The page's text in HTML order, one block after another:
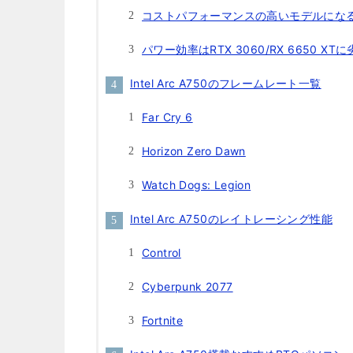
コストパフォーマンスの高いモデルにな
パワー効率はRTX 3060/RX 6650 XTに
Intel Arc A750のフレームレート一覧
Far Cry 6
Horizon Zero Dawn
Watch Dogs: Legion
Intel Arc A750のレイトレーシング性能
Control
Cyberpunk 2077
Fortnite